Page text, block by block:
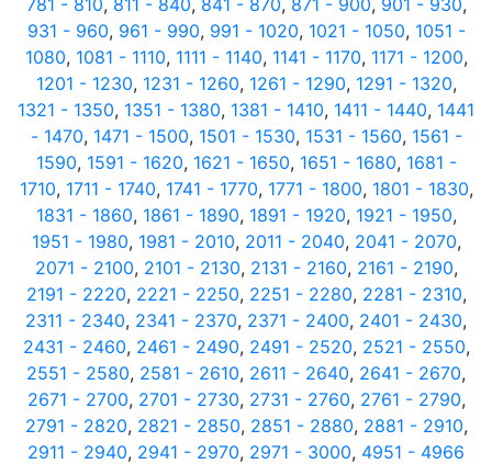
781 - 810, 811 - 840, 841 - 870, 871 - 900, 901 - 930,
931 - 960, 961 - 990, 991 - 1020, 1021 - 1050, 1051 -
1080, 1081 - 1110, 1111 - 1140, 1141 - 1170, 1171 - 1200,
1201 - 1230, 1231 - 1260, 1261 - 1290, 1291 - 1320,
1321 - 1350, 1351 - 1380, 1381 - 1410, 1411 - 1440, 1441
- 1470, 1471 - 1500, 1501 - 1530, 1531 - 1560, 1561 -
1590, 1591 - 1620, 1621 - 1650, 1651 - 1680, 1681 -
1710, 1711 - 1740, 1741 - 1770, 1771 - 1800, 1801 - 1830,
1831 - 1860, 1861 - 1890, 1891 - 1920, 1921 - 1950,
1951 - 1980, 1981 - 2010, 2011 - 2040, 2041 - 2070,
2071 - 2100, 2101 - 2130, 2131 - 2160, 2161 - 2190,
2191 - 2220, 2221 - 2250, 2251 - 2280, 2281 - 2310,
2311 - 2340, 2341 - 2370, 2371 - 2400, 2401 - 2430,
2431 - 2460, 2461 - 2490, 2491 - 2520, 2521 - 2550,
2551 - 2580, 2581 - 2610, 2611 - 2640, 2641 - 2670,
2671 - 2700, 2701 - 2730, 2731 - 2760, 2761 - 2790,
2791 - 2820, 2821 - 2850, 2851 - 2880, 2881 - 2910,
2911 - 2940, 2941 - 2970, 2971 - 3000, 4951 - 4966